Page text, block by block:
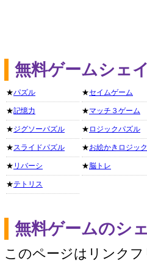
無料ゲームシェ
★パズル
★記憶力
★ジグソーパズル
★スライドパズル
★ リバーシ
★テトリス
★セイムゲーム
★マッチ３ゲーム
★ ロジックパズル
★お絵かきロジック
★脳トレ
無料ゲームのシ
このページはリンク